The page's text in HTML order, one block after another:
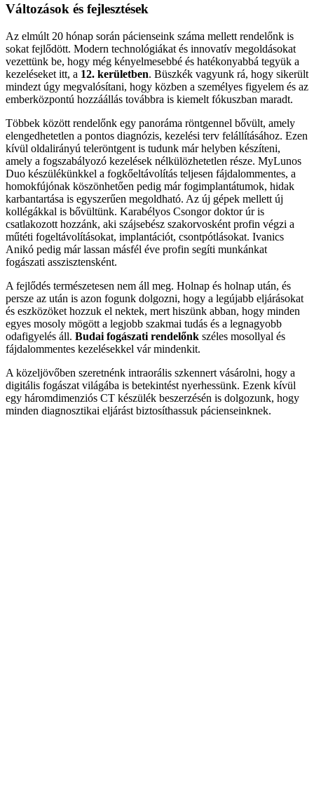
Változások és fejlesztések
Az elmúlt 20 hónap során pácienseink száma mellett rendelőnk is
sokat fejlődött. Modern technológiákat és innovatív megoldásokat
vezettünk be, hogy még kényelmesebbé és hatékonyabbá tegyük a
kezeléseket itt, a 12. kerületben. Büszkék vagyunk rá, hogy sikerült
mindezt úgy megvalósítani, hogy közben a személyes figyelem és az
emberközpontú hozzáállás továbbra is kiemelt fókuszban maradt.
Többek között rendelőnk egy panoráma röntgennel bővült, amely
elengedhetetlen a pontos diagnózis, kezelési terv felállításához. Ezen
kívül oldalirányú teleröntgent is tudunk már helyben készíteni,
amely a fogszabályozó kezelések nélkülözhetetlen része. MyLunos
Duo készülékünkkel a fogkőeltávolítás teljesen fájdalommentes, a
homokfújónak köszönhetően pedig már fogimplantátumok, hidak
karbantartása is egyszerűen megoldható. Az új gépek mellett új
kollégákkal is bővültünk. Karabélyos Csongor doktor úr is
csatlakozott hozzánk, aki szájsebész szakorvosként profin végzi a
műtéti fogeltávolításokat, implantációt, csontpótlásokat. Ivanics
Anikó pedig már lassan másfél éve profin segíti munkánkat
fogászati asszisztensként.
A fejlődés természetesen nem áll meg. Holnap és holnap után, és
persze az után is azon fogunk dolgozni, hogy a legújabb eljárásokat
és eszközöket hozzuk el nektek, mert hiszünk abban, hogy minden
egyes mosoly mögött a legjobb szakmai tudás és a legnagyobb
odafigyelés áll. Budai fogászati rendelőnk széles mosollyal és
fájdalommentes kezelésekkel vár mindenkit.
A közeljövőben szeretnénk intraorális szkennert vásárolni, hogy a
digitális fogászat világába is betekintést nyerhessünk. Ezenk kívül
egy háromdimenziós CT készülék beszerzésén is dolgozunk, hogy
minden diagnosztikai eljárást biztosíthassuk pácienseinknek.